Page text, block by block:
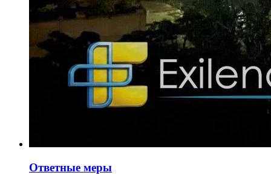
Ответные меры